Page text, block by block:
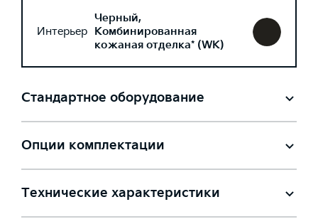
Интерьер
Черный,
Комбинированная
кожаная отделка* (WK)
Стандартное оборудование
Опции комплектации
Технические характеристики